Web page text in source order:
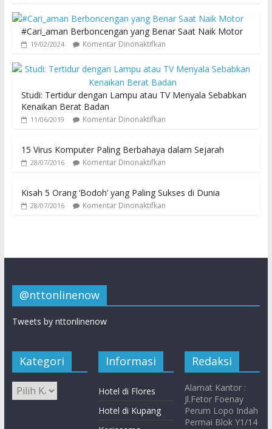
#Cari_aman Berboncengan yang Benar Saat Naik Motor
19/02/2024 Komentar Dinonaktifkan
Studi: Tertidur dengan Lampu atau TV Menyala Sebabkan
Kenaikan Berat Badan
11/06/2019 Komentar Dinonaktifkan
15 Virus Komputer Paling Berbahaya dalam Sejarah
28/07/2016 Komentar Dinonaktifkan
Kisah 5 Orang ‘Bodoh’ yang Paling Sukses di Dunia
28/07/2016 Komentar Dinonaktifkan
@nttonlinenow
Tweets by nttonlinenow
Kategori Informasi
Hotel di Flores
Hotel di Kupang
Redaksi
Alamat Kantor :
Jl.Fetor Foenay
Perum Lopo Indah
Permai Blok Y1/14